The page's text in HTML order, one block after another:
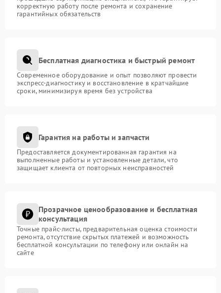
корректную работу после ремонта и сохранение
гарантийных обязательств
Бесплатная диагностика и быстрый ремонт
Современное оборудование и опыт позволяют провести
экспресс-диагностику и восстановление в кратчайшие
сроки, минимизируя время без устройства
Гарантия на работы и запчасти
Предоставляется документированная гарантия на
выполненные работы и установленные детали, что
защищает клиента от повторных неисправностей
Прозрачное ценообразование и бесплатная
консультация
Точные прайс-листы, предварительная оценка стоимости
ремонта, отсутствие скрытых платежей и возможность
бесплатной консультации по телефону или онлайн на
сайте